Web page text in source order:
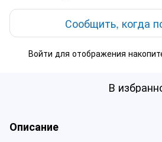
Сообщить, когда
Войти для отображения
В
Описание